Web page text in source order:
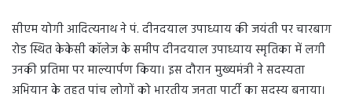
सीएम योगी आदित्यनाथ ने पं. दीनदयाल उपाध्याय की जयंती पर चारबाग
रोड स्थित केकेसी कॉलेज के समीप दीनदयाल उपाध्याय स्मृतिका में लगी
उनकी प्रतिमा पर माल्यार्पण किया। इस दौरान मुख्यमंत्री ने सदस्यता
अभियान के तहत पांच लोगों को भारतीय जनता पार्टी का सदस्य बनाया।